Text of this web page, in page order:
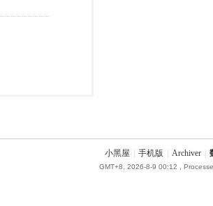
小黑屋 手机版 Archiver
GMT+8, 2026-8-9 00:12 ,